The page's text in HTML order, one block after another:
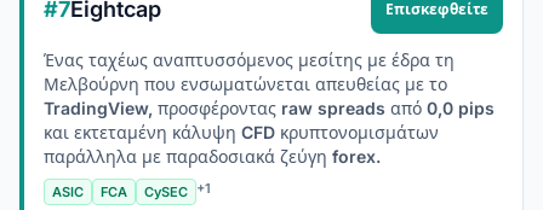
#7Eightcap Επισκεφθείτε
Ένας ταχέως αναπτυσσόμενος μεσίτης με έδρα τη
Μελβούρνη που ενσωματώνεται απευθείας με το
TradingView, προσφέροντας raw spreads από 0,0 pips
και εκτεταμένη κάλυψη CFD κρυπτονομισμάτων
παράλληλα με παραδοσιακά ζεύγη forex.
ASIC FCA CySEC +1